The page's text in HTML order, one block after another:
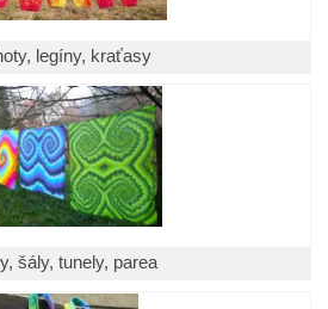
legíny, kraťasy
šály, tunely, parea